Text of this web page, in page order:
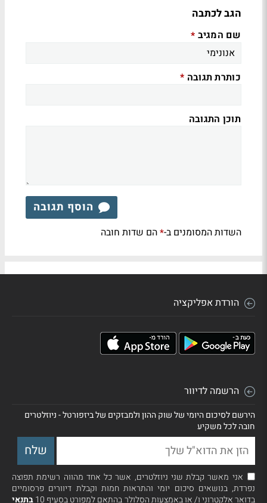
הגב לכתבה
שם המגיב *
כותרת תגובה *
תוכן התגובה
הוסף תגובה
השדות המסומנים ב-*הם שדות חובה
הורדת אפליקציה
הרשמה לדיוור
הירשם לסיכום היומי של שוק ההון ולמבזקים של ביזפורטל - ניוזלטרים
חובה לכל משקיע
אני מאשר קבלת שני ניוזלטרים, אשר כל אחד מהווה רשימת תפוצה
נפרדת, בנושאים סיכום יומי והתראות חמות וקבלת דיוורים פרסומיים
בדואר אלקטרוני ו/ או באמצעות הסלולר בהתאם למפורט בסעיף 10
בתנאי